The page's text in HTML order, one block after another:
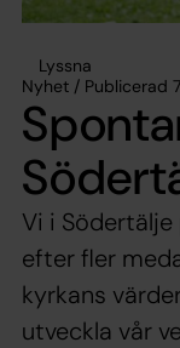
Lyssna
Nyhet / Publicerad
Vi i
efter fler
kyrkans
utveckla vår